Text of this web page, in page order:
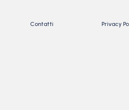
Contatti Privacy